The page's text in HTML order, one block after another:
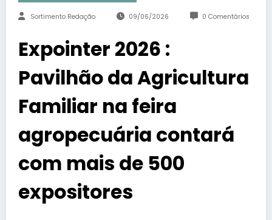
Sortimento Redação 09/06/2026 0 Comentários
Expointer 2026 :
Pavilhão da Agricultura
Familiar na feira
agropecuária contará
com mais de 500
expositores